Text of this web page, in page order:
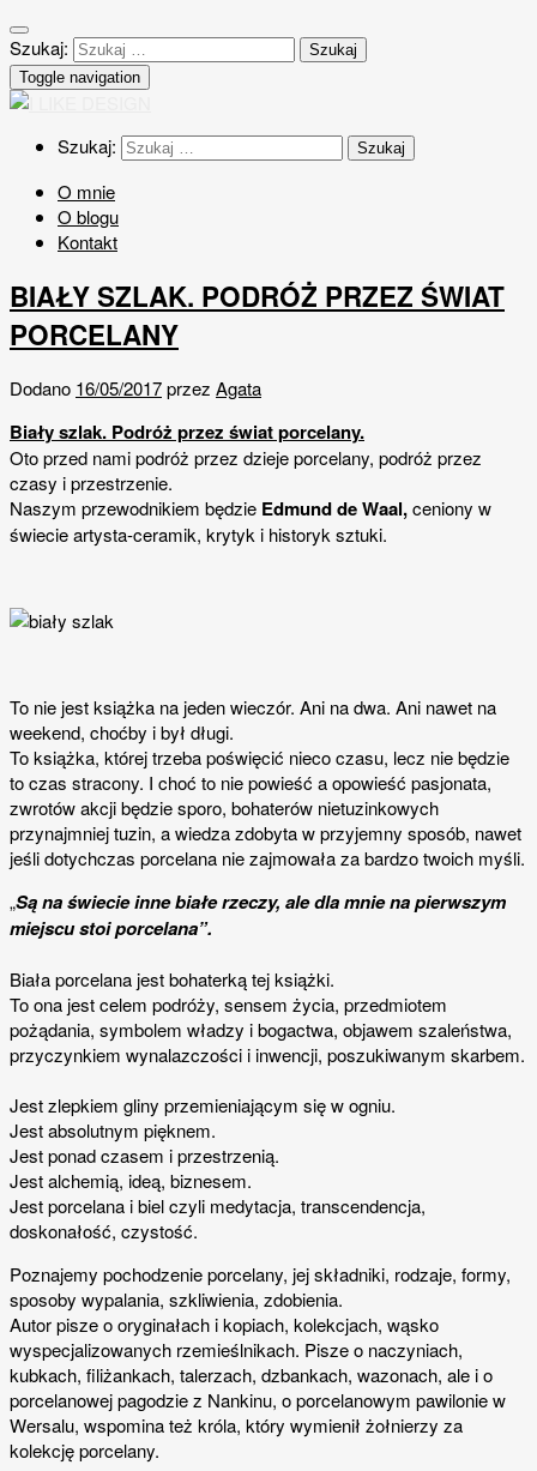
Szukaj:
Toggle navigation
Szukaj:
O mnie
O blogu
Kontakt
BIAŁY SZLAK. PODRÓŻ PRZEZ ŚWIAT
PORCELANY
Dodano 16/05/2017przez Agata
Biały szlak. Podróż przez świat porcelany.
Oto przed nami podróż przez dzieje porcelany, podróż przez
czasy i przestrzenie.
Naszym przewodnikiem będzie Edmund de Waal,ceniony w
świecie artysta-ceramik, krytyk i historyk sztuki.
To nie jest książka na jeden wieczór. Ani na dwa. Ani nawet na
weekend, choćby i był długi.
To książka, której trzeba poświęcić nieco czasu, lecz nie będzie
to czas stracony. I choć to nie powieść a opowieść pasjonata,
zwrotów akcji będzie sporo, bohaterów nietuzinkowych
przynajmniej tuzin, a wiedza zdobyta w przyjemny sposób, nawet
jeśli dotychczas porcelana nie zajmowała za bardzo twoich myśli.
„Są na świecie inne białe rzeczy, ale dla mnie na pierwszym
miejscu stoi porcelana”.
Biała porcelana jest bohaterką tej książki.
To ona jest celem podróży, sensem życia, przedmiotem
pożądania, symbolem władzy i bogactwa, objawem szaleństwa,
przyczynkiem wynalazczości i inwencji, poszukiwanym skarbem.
Jest zlepkiem gliny przemieniającym się w ogniu.
Jest absolutnym pięknem.
Jest ponad czasem i przestrzenią.
Jest alchemią, ideą, biznesem.
Jest porcelana i biel czyli medytacja, transcendencja,
doskonałość, czystość.
Poznajemy pochodzenie porcelany, jej składniki, rodzaje, formy,
sposoby wypalania, szkliwienia, zdobienia.
Autor pisze o oryginałach i kopiach, kolekcjach, wąsko
wyspecjalizowanych rzemieślnikach. Pisze o naczyniach,
kubkach, filiżankach, talerzach, dzbankach, wazonach, ale i o
porcelanowej pagodzie z Nankinu, o porcelanowym pawilonie w
Wersalu, wspomina też króla, który wymienił żołnierzy za
kolekcję porcelany.